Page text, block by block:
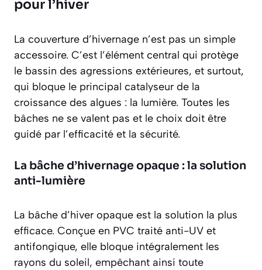
pour l’hiver
La couverture d’hivernage n’est pas un simple
accessoire. C’est l’élément central qui protège
le bassin des agressions extérieures, et surtout,
qui bloque le principal catalyseur de la
croissance des algues : la lumière. Toutes les
bâches ne se valent pas et le choix doit être
guidé par l’efficacité et la sécurité.
La bâche d’hivernage opaque : la solution
anti-lumière
La bâche d’hiver opaque est la solution la plus
efficace. Conçue en PVC traité anti-UV et
antifongique, elle bloque intégralement les
rayons du soleil, empêchant ainsi toute